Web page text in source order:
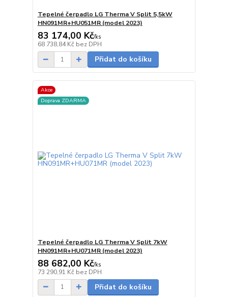
Tepelné čerpadlo LG Therma V Split 5,5kW
HN091MR+HU051MR (model 2023)
83 174,00 Kč/ks
68 738,84 Kč bez DPH
Přidat do košíku
Akce
Doprava ZDARMA
Tepelné čerpadlo LG Therma V Split 7kW
HN091MR+HU071MR (model 2023)
88 682,00 Kč/ks
73 290,91 Kč bez DPH
Přidat do košíku